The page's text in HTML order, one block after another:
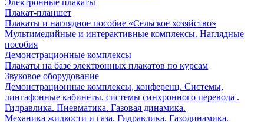
Электронные плакаты
Плакат-планшет
Плакаты и наглядное пособие «Сельское хозяйство»
Мультимедийные и интерактивные комплексы. Наглядные
пособия
Демонстрационные комплексы
Плакаты на базе электронных плакатов по курсам
Звуковое оборудование
Демонстрационные комплексы, конференц. Системы,
лингафонные кабинеты, системы синхронного перевода .
Гидравлика. Пневматика. Газовая динамика.
Механика жидкости и газа. Гидравлика. Газодинамика.